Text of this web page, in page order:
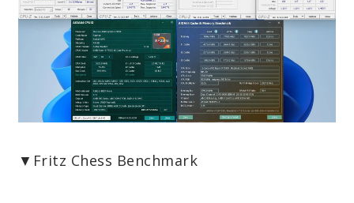
▼Fritz Chess Benchmark